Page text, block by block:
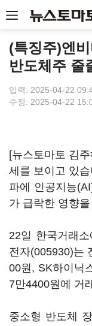
(특징주)엔
반도체주 줄
입력: 2025-04-22
수정: 2025-04-22
[뉴스토마토 김
세를 보이고 있
파에 인공지능
가 급락한 영향
22일 한국거래
전자(005930)는
00원, SK하이닉
7만4400원에 거
중소형 반도체